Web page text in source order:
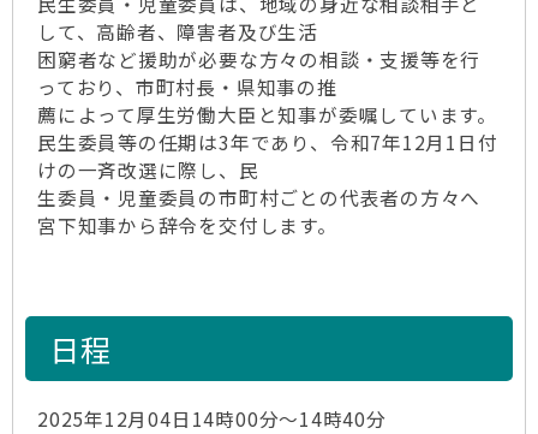
して、高齢者、障害者及び生活
困窮者など援助が必要な方々の相談・支援等を行
っており、市町村長・県知事の推
薦によって厚生労働大臣と知事が委嘱しています。
民生委員等の任期は3年であり、令和7年12月1日付
けの一斉改選に際し、民
生委員・児童委員の市町村ごとの代表者の方々へ
宮下知事から辞令を交付します。
日程
2025年12月04日14時00分～14時40分